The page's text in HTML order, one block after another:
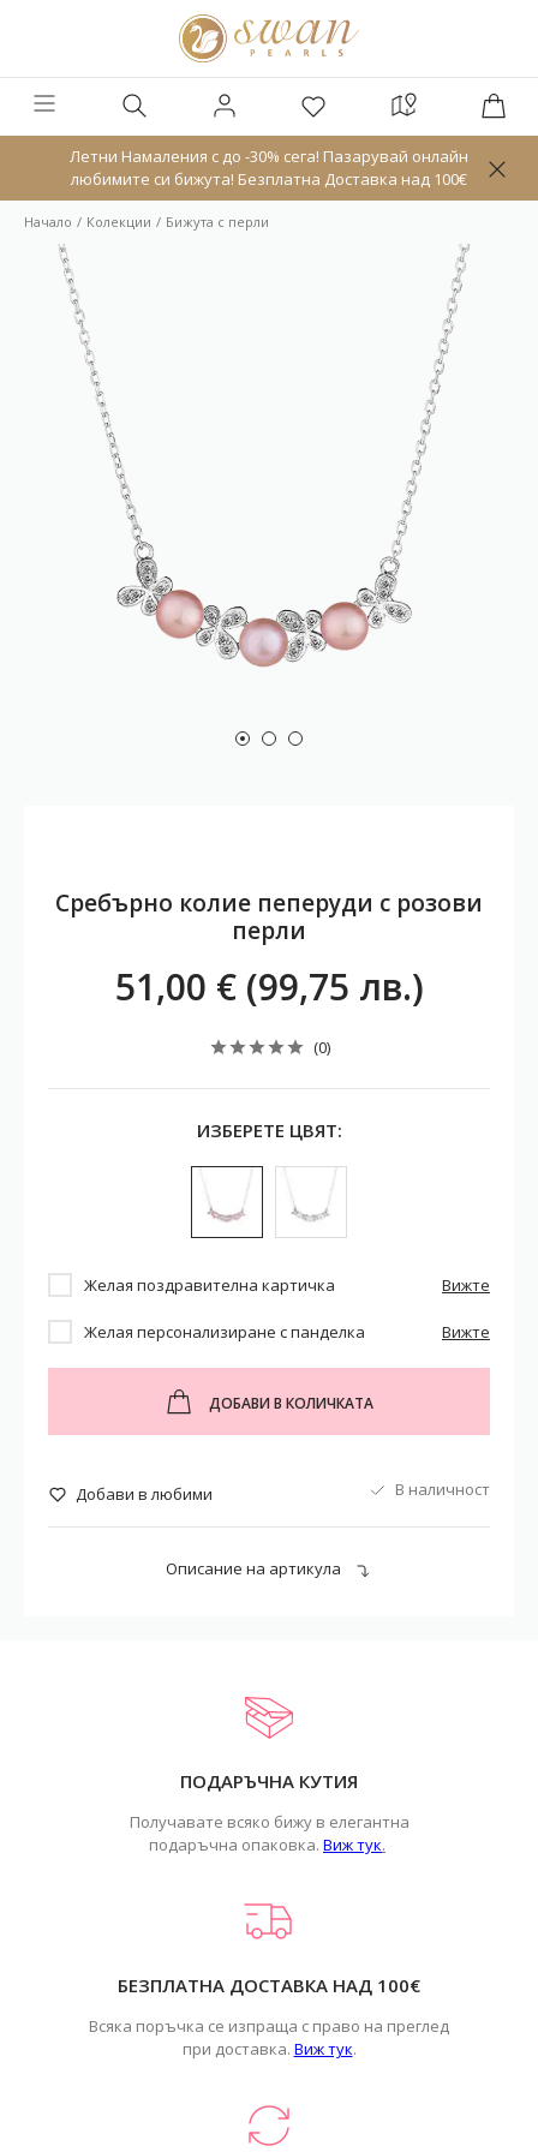
Летни Намаления с до -30% сега! Пазарувай онлайн
любимите си бижута! Безплатна Доставка над 100€
Начало Колекции Бижута с перли
Сребърно колие пеперуди с розови
перли
51,00 € (99,75 лв.)
(0)
ИЗБЕРЕТЕ ЦВЯТ:
Желая поздравителна картичка Вижте
Желая персонализиране с панделка Вижте
ДОБАВИ В КОЛИЧКАТА
Добави в любими В наличност
Описание на артикула
ПОДАРЪЧНА КУТИЯ
Получавате всяко бижу в елегантна
подаръчна опаковка. Виж тук.
БЕЗПЛАТНА ДОСТАВКА НАД 100€
Всяка поръчка се изпраща с право на преглед
при доставка. Виж тук.